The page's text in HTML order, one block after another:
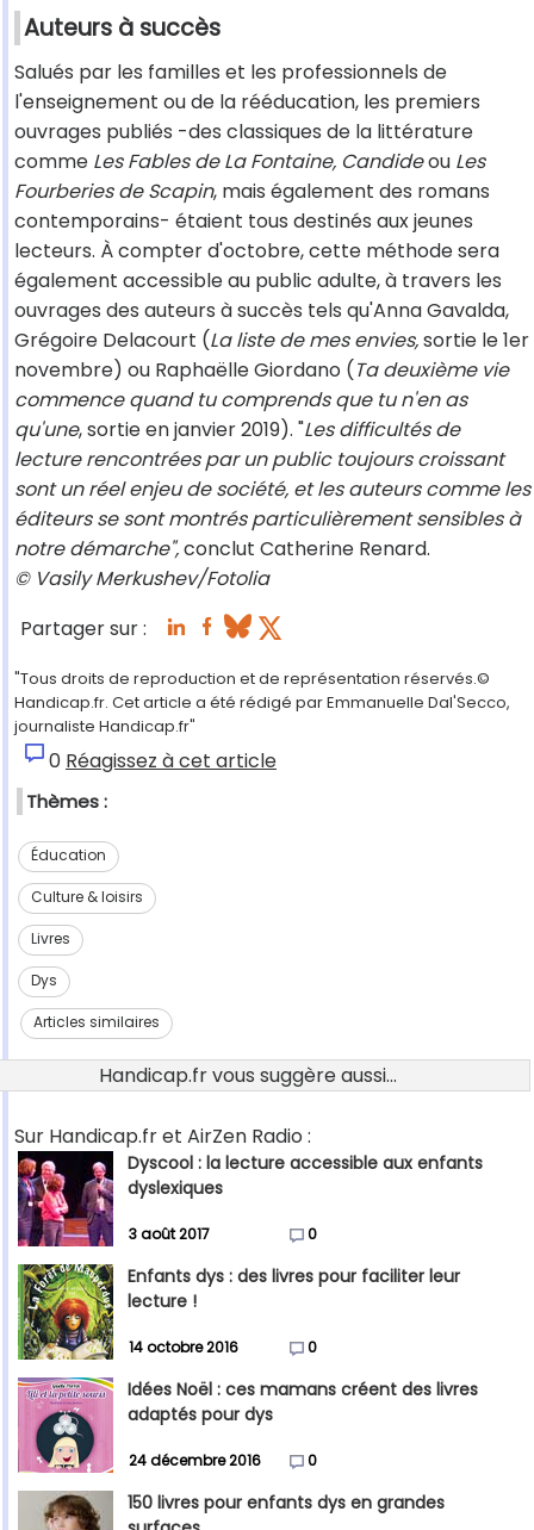
Auteurs à succès
Salués par les familles et les professionnels de
l'enseignement ou de la rééducation, les premiers
ouvrages publiés -des classiques de la littérature
comme Les Fables de La Fontaine, Candideou Les
Fourberies de Scapin, mais également des romans
contemporains- étaient tous destinés aux jeunes
lecteurs. À compter d'octobre, cette méthode sera
également accessible au public adulte, à travers les
ouvrages des auteurs à succès tels qu'Anna Gavalda,
Grégoire Delacourt (La liste de mes envies,sortie le 1er
novembre) ou Raphaëlle Giordano (Ta deuxième vie
commence quand tu comprends que tu n'en as
qu'une, sortie en janvier 2019). "Les difficultés de
lecture rencontrées par un public toujours croissant
sont un réel enjeu de société, et les auteurs comme les
éditeurs se sont montrés particulièrement sensibles à
notre démarche",conclut Catherine Renard.
© Vasily Merkushev/Fotolia
Partager sur :
"Tous droits de reproduction et de représentation réservés.©
Handicap.fr. Cet article a été rédigé par Emmanuelle Dal'Secco,
journaliste Handicap.fr"
0 Réagissez à cet article
Thèmes :
Éducation
Culture & loisirs
Livres
Dys
Articles similaires
Handicap.fr vous suggère aussi...
Sur Handicap.fr et AirZen Radio :
Dyscool : la lecture accessible aux enfants
dyslexiques
3 août 2017 0
Enfants dys : des livres pour faciliter leur
lecture !
14 octobre 2016 0
Idées Noël : ces mamans créent des livres
adaptés pour dys
24 décembre 2016 0
150 livres pour enfants dys en grandes